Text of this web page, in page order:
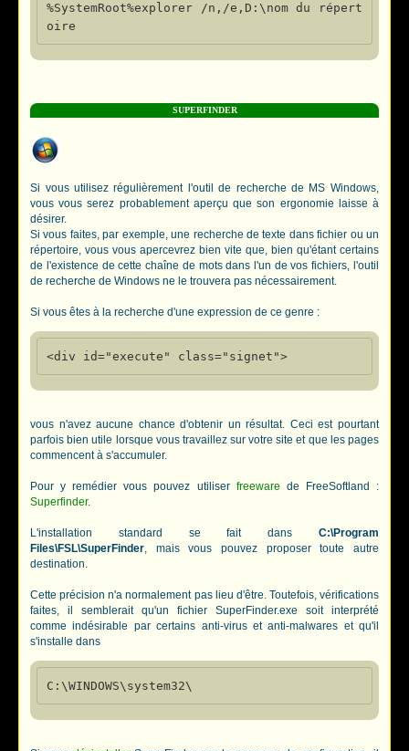
%SystemRoot%explorer /n,/e,D:\nom du répert
SUPERFINDER
Si vous utilisez régulièrement l'outil de recherche de MS Windows,
vous vous serez probablement aperçu que son ergonomie laisse à
désirer.
Si vous faites, par exemple, une recherche de texte dans fichier ou un
répertoire, vous vous apercevrez bien vite que, bien qu'étant certains
de l'existence de cette chaîne de mots dans l'un de vos fichiers, l'outil
de recherche de Windows ne le trouvera pas nécessairement.
Si vous êtes à la recherche d'une expression de ce genre :
<div id="execute" class="signet">
vous n'avez aucune chance d'obtenir un résultat. Ceci est pourtant
parfois bien utile lorsque vous travaillez sur votre site et que les pages
commencent à s'accumuler.
Pour y remédier vous pouvez utiliser freeware de FreeSoftland :
Superfinder.
L'installation standard se fait dans C:\Program
Files\FSL\SuperFinder, mais vous pouvez proposer toute autre
destination.
Cette précision n'a normalement pas lieu d'être. Toutefois, vérifications
faites, il semblerait qu'un fichier SuperFinder.exe soit interprété
comme indésirable par certains anti-virus et anti-malwares et qu'il
s'installe dans